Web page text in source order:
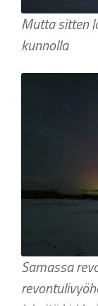
Mutta sitten
kunnolla
Samassa